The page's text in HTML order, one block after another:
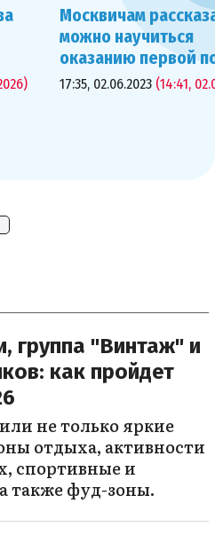
Москвичам
можно научиться
оказанию первой
17:35, 02.06.2023 (14:41,
группа "Винтаж" и
как пройдет
не только яркие
отдыха, активности
спортивные и
также фуд-зоны.